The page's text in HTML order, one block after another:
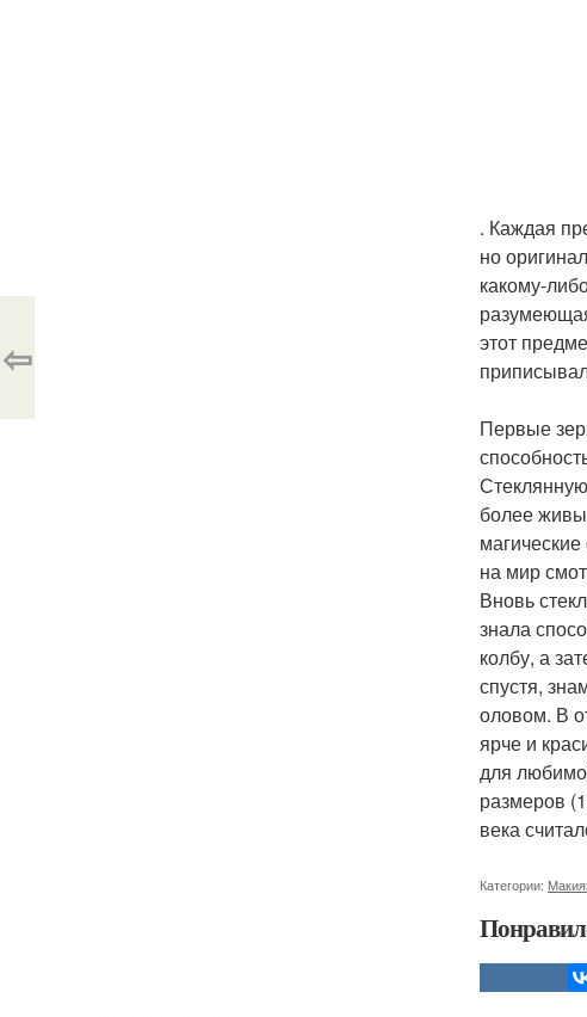
. Каждая
но
какому-
этот
Первые
более
на мир
Вновь
знала
колбу, а
спустя,
оловом. В
ярче и
для
размеров
века
Категории:
⇦